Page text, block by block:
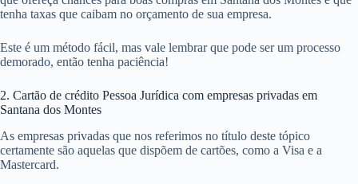
tenha taxas que caibam no orçamento de sua empresa.
Este é um método fácil, mas vale lembrar que pode ser um processo
demorado, então tenha paciência!
2. Cartão de crédito Pessoa Jurídica com empresas privadas em
Santana dos Montes
As empresas privadas que nos referimos no título deste tópico
certamente são aquelas que dispõem de cartões, como a Visa e a
Mastercard.